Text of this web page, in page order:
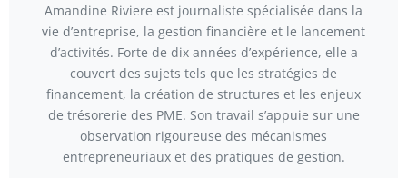
Amandine Riviere est journaliste spécialisée dans la
vie d’entreprise, la gestion financière et le lancement
d’activités. Forte de dix années d’expérience, elle a
couvert des sujets tels que les stratégies de
financement, la création de structures et les enjeux
de trésorerie des PME. Son travail s’appuie sur une
observation rigoureuse des mécanismes
entrepreneuriaux et des pratiques de gestion.